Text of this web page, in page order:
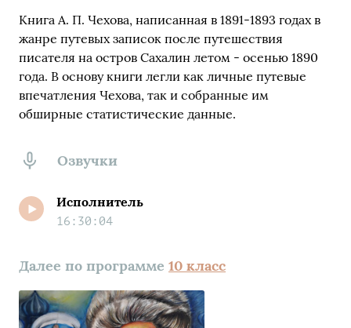
Книга А. П. Чехова, написанная в 1891-1893 годах в
жанре путевых записок после путешествия
писателя на остров Сахалин летом - осенью 1890
года. В основу книги легли как личные путевые
впечатления Чехова, так и собранные им
обширные статистические данные.
Озвучки
Исполнитель
16:30:04
Далее по программе 10 класс